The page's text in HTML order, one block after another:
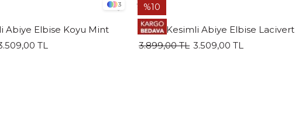
3
Abiye Elbise Koyu Mint
TL
Verev Kesimli Abiye Elbise Lacivert
3.509,00 TL
3.899,00 TL
%10